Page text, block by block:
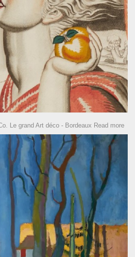
Le grand Art déco - Bordeaux Read more